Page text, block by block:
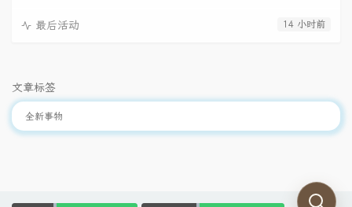
14 小时前
最后活动
文章标签
全新事物